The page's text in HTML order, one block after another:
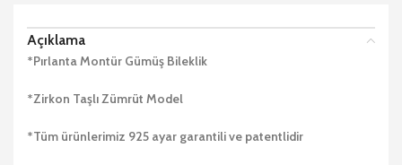
Açıklama
*Pırlanta Montür Gümüş Bileklik
*Zirkon Taşlı Zümrüt Model
*Tüm ürünlerimiz 925 ayar garantili ve patentlidir